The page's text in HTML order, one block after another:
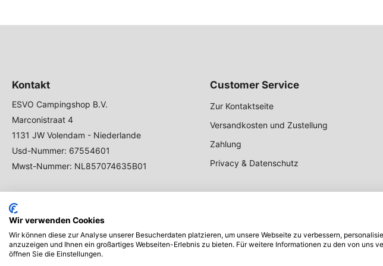
Kontakt
ESVO Campingshop B.V.
Marconistraat 4
1131 JW Volendam - Niederlande
Usd-Nummer: 67554601
Mwst-Nummer: NL857074635B01
Customer Service
Zur Kontaktseite
Versandkosten und Zustellung
Zahlung
Privacy & Datenschutz
Wir verwenden Cookies
Wir können diese zur Analyse unserer Besucherdaten platzieren, um unsere Webseite zu verbessern,
anzuzeigen und Ihnen ein großartiges Webseiten-Erlebnis zu bieten. Für weitere Informationen zu den von uns
öffnen Sie die Einstellungen.